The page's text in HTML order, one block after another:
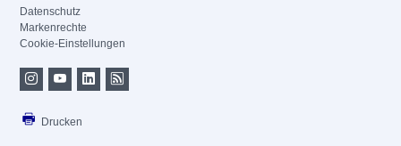
Datenschutz
Markenrechte
Cookie-Einstellungen
Drucken